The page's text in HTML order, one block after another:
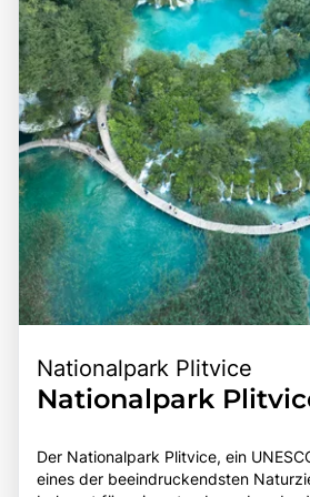
entdecken und sich aktiv in der
Krka zu einem unvergesslichen
Schönheit und den Charme dieser
entdecken möchten.
Nationalpark Plitvice
Nationalpark
Der Nationalpark Plitvice, ein
eines der beeindruckendsten